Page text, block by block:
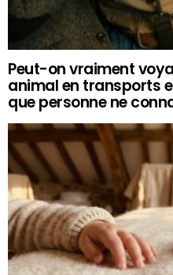
Peut-on vraiment
animal en transports
que personne ne